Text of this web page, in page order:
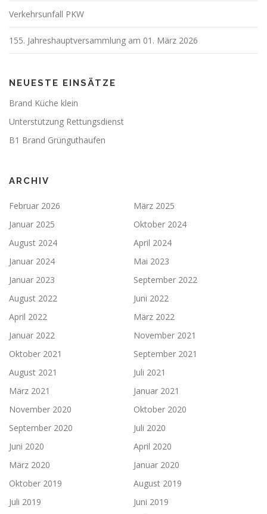
Verkehrsunfall PKW
155. Jahreshauptversammlung am 01. März 2026
NEUESTE EINSÄTZE
Brand Küche klein
Unterstützung Rettungsdienst
B1 Brand Grünguthaufen
ARCHIV
Februar 2026
März 2025
Januar 2025
Oktober 2024
August 2024
April 2024
Januar 2024
Mai 2023
Januar 2023
September 2022
August 2022
Juni 2022
April 2022
März 2022
Januar 2022
November 2021
Oktober 2021
September 2021
August 2021
Juli 2021
März 2021
Januar 2021
November 2020
Oktober 2020
September 2020
Juli 2020
Juni 2020
April 2020
März 2020
Januar 2020
Oktober 2019
August 2019
Juli 2019
Juni 2019